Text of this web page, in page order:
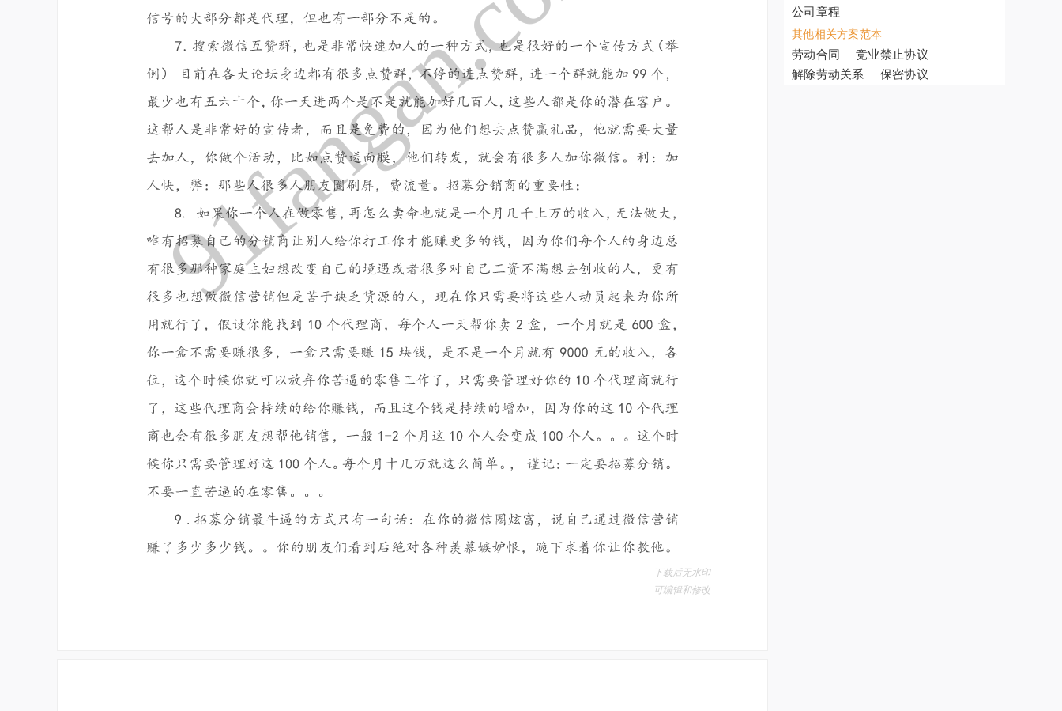
公司章程
其他相关方案范本
劳动合同
竞业禁止协议
解除劳动关系
保密协议